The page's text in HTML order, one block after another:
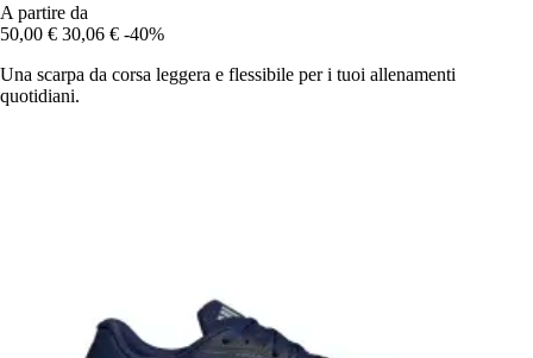
A partire da
50,00 € 30,06 € -40%
Una scarpa da corsa leggera e flessibile per i tuoi allenamenti
quotidiani.